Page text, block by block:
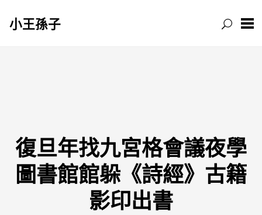
小王孫子
復旦年找九宮格會議夜學
圖書館館躲《詩經》古籍
影印出書